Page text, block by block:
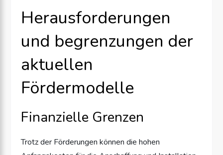
Herausforderungen
und begrenzungen der
aktuellen
Fördermodelle
Finanzielle Grenzen
Trotz der Förderungen können die hohen